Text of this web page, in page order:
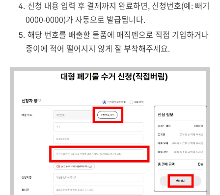
신청 내용 입력 후 결제까지 완료하면, 신청번호(예: 빼기
0000‑0000)가 자동으로 발급됩니다.
해당 번호를 배출할 물품에 매직펜으로 직접 기입하거나
종이에 적어 떨어지지 않게 잘 부착해주세요.